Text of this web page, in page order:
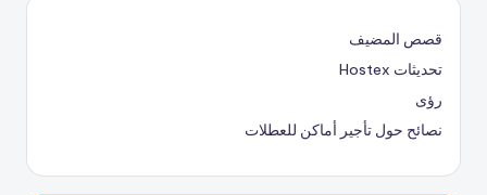
قصص المضيف
تحديثات Hostex
رؤى
نصائح حول تأجير أماكن للعطلات